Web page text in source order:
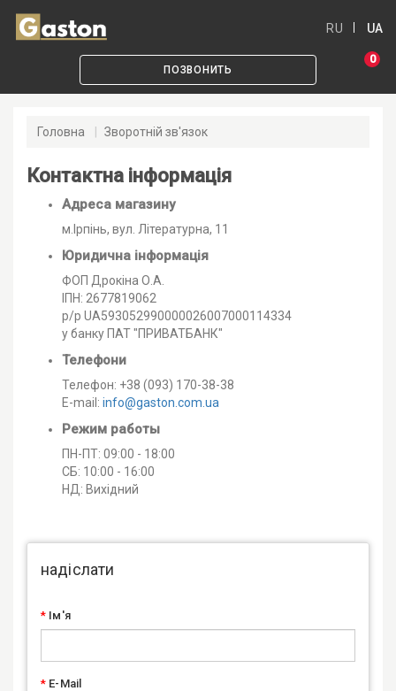
RU UA
0
ПОЗВОНИТЬ
Головна Зворотній зв'язок
Контактна інформація
Адреса магазину
м.Ірпінь, вул. Літературна, 11
Юридична інформація
ФОП Дрокіна О.А.
ІПН: 2677819062
р/р UA593052990000026007000114334
у банку ПАТ "ПРИВАТБАНК"
Телефони
Телефон: +38 (093) 170-38-38
E-mail: info@gaston.com.ua
Режим работы
ПН-ПТ: 09:00 - 18:00
СБ: 10:00 - 16:00
НД: Вихідний
надіслати
Ім'я
E-Mail